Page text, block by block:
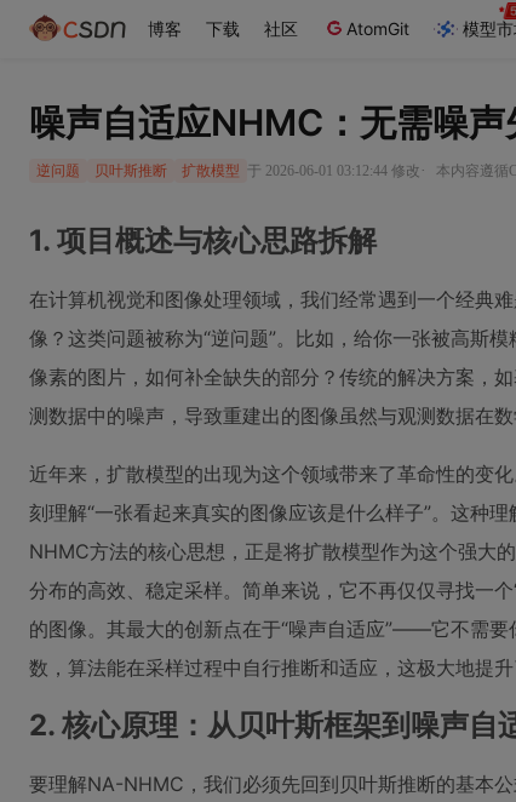
博客 下载 社区 AtomGit 模型市
噪声自适应NHMC：无需噪
逆问题 贝叶斯推断 扩散模型 于 2026-06-01 03:12:44 修改 · 本内容遵循
1. 项目概述与核心思路拆解
在计算机视觉和图像处理领域，我们经常遇到一个经典
像？这类问题被称为“逆问题”。比如，给你一张被高斯
像素的图片，如何补全缺失的部分？传统的解决方案，
测数据中的噪声，导致重建出的图像虽然与观测数据在
近年来，扩散模型的出现为这个领域带来了革命性的变
刻理解“一张看起来真实的图像应该是什么样子”。这种
NHMC方法的核心思想，正是将扩散模型作为这个强大
分布的高效、稳定采样。简单来说，它不再仅仅寻找一
的图像。其最大的创新点在于“噪声自适应”——它不需
数，算法能在采样过程中自行推断和适应，这极大地提升
2. 核心原理：从贝叶斯框架到噪声自
要理解NA-NHMC，我们必须先回到贝叶斯推断的基本